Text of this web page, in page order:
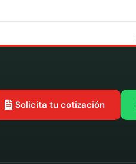
Solicita tu cotización